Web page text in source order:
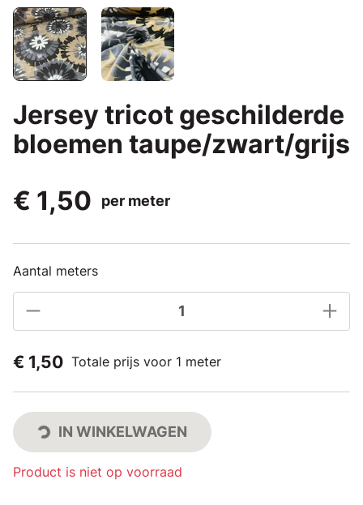
Jersey tricot geschilderde
bloemen taupe/zwart/grijs
€ 1,50
per meter
Aantal meters
€ 1,50 Totale prijs voor 1 meter
IN WINKELWAGEN
Product is niet op voorraad